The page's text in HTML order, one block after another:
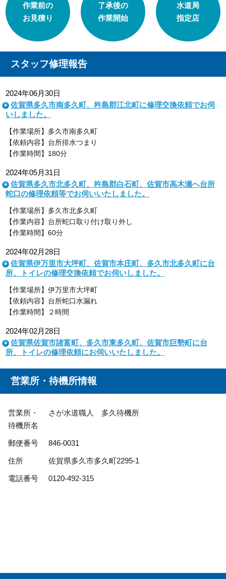
作業前の
お見積り
了承後の
作業開始
水道局
指定店
スタッフ修理報告
2024年06月30日
佐賀県多久市南多久町、杵島郡江北町に修理交換依頼でお伺
いしました。
【作業場所】多久市南多久町
【依頼内容】台所排水つまり
【作業時間】180分
2024年05月31日
佐賀県多久市北多久町、杵島郡白石町、佐賀市高木瀬へ台所
蛇口の修理依頼等でお伺いいたしました。
【作業場所】多久市北多久町
【作業内容】台所蛇口取り付け取り外し
【作業時間】60分
2024年02月28日
佐賀県伊万里市大坪町、佐賀市本庄町、多久市北多久町に台
所、トイレの修理交換依頼でお伺いしました。
【作業場所】伊万里市大坪町
【依頼内容】台所蛇口水漏れ
【作業時間】２時間
2024年02月28日
佐賀県佐賀市諸富町、多久市東多久町、佐賀市巨勢町に台
所、トイレの修理依頼にお伺いいたしました。
営業所・待機所情報
営業所・
待機所名
さが水道職人 多久待機所
郵便番号 846-0031
住所 佐賀県多久市多久町2295-1
電話番号 0120-492-315